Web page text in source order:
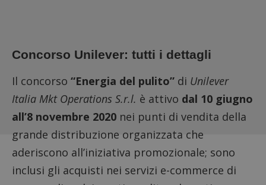
Concorso Unilever: tutti i dettagli
Il concorso “Energia del pulito” di Unilever
Italia Mkt Operations S.r.l. è attivo dal 10 giugno
all’8 novembre 2020 nei punti di vendita della
grande distribuzione organizzata che
aderiscono all’iniziativa promozionale; sono
inclusi gli acquisti nei servizi e-commerce di